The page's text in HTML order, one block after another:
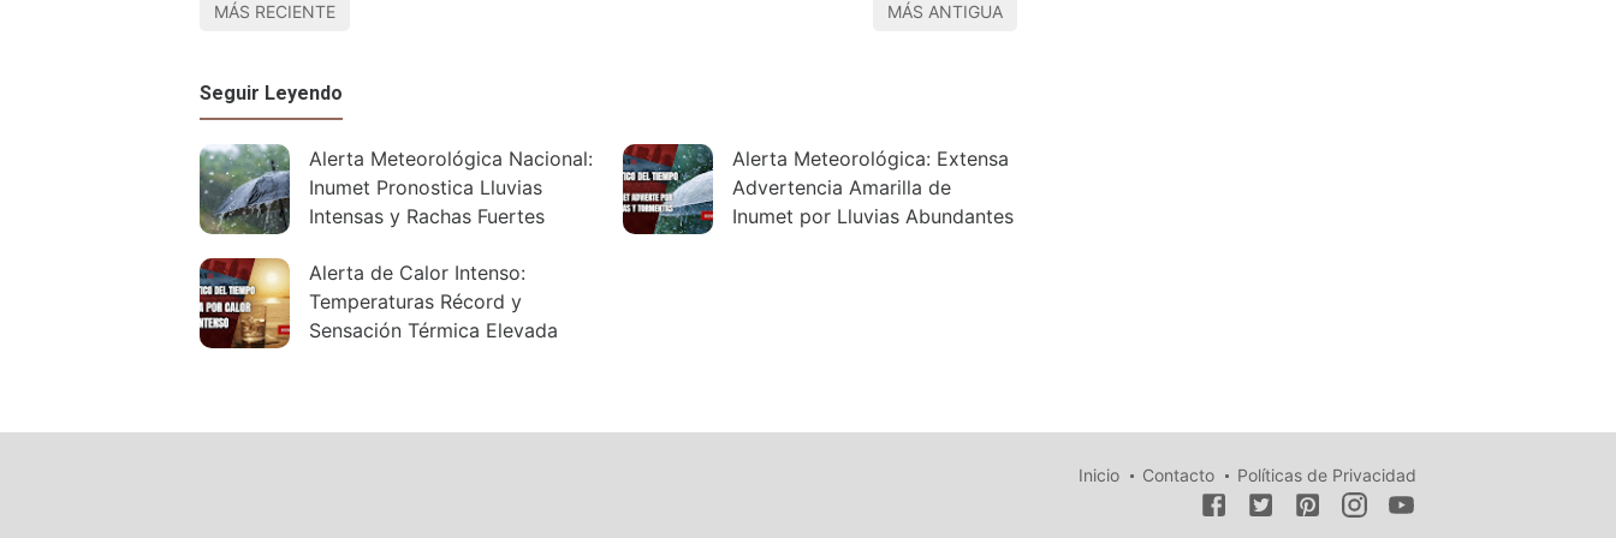
MÁS RECIENTE MÁS ANTIGUA
Seguir Leyendo
Alerta Meteorológica Nacional:
Inumet Pronostica Lluvias
Intensas y Rachas Fuertes
Alerta Meteorológica: Extensa
Advertencia Amarilla de
Inumet por Lluvias Abundantes
Alerta de Calor Intenso:
Temperaturas Récord y
Sensación Térmica Elevada
Inicio Contacto Políticas de Privacidad